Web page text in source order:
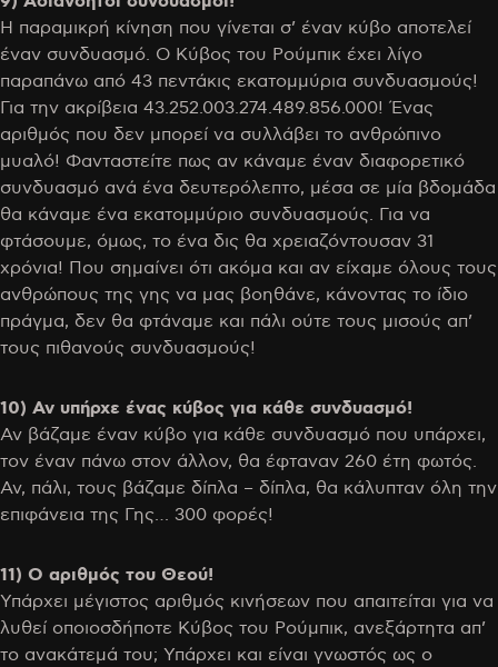
Η παραμικρή κίνηση που γίνεται σ’ έναν κύβο αποτελεί
έναν συνδυασμό. Ο Κύβος του Ρούμπικ έχει λίγο
παραπάνω από 43 πεντάκις εκατομμύρια συνδυασμούς!
Για την ακρίβεια 43.252.003.274.489.856.000! Ένας
αριθμός που δεν μπορεί να συλλάβει το ανθρώπινο
μυαλό! Φανταστείτε πως αν κάναμε έναν διαφορετικό
συνδυασμό ανά ένα δευτερόλεπτο, μέσα σε μία βδομάδα
θα κάναμε ένα εκατομμύριο συνδυασμούς. Για να
φτάσουμε, όμως, το ένα δις θα χρειαζόντουσαν 31
χρόνια! Που σημαίνει ότι ακόμα και αν είχαμε όλους τους
ανθρώπους της γης να μας βοηθάνε, κάνοντας το ίδιο
πράγμα, δεν θα φτάναμε και πάλι ούτε τους μισούς απ’
τους πιθανούς συνδυασμούς!
10) Αν υπήρχε ένας κύβος για κάθε συνδυασμό!
Αν βάζαμε έναν κύβο για κάθε συνδυασμό που υπάρχει,
τον έναν πάνω στον άλλον, θα έφταναν 260 έτη φωτός.
Αν, πάλι, τους βάζαμε δίπλα – δίπλα, θα κάλυπταν όλη την
επιφάνεια της Γης… 300 φορές!
11) Ο αριθμός του Θεού!
Υπάρχει μέγιστος αριθμός κινήσεων που απαιτείται για να
λυθεί οποιοσδήποτε Κύβος του Ρούμπικ, ανεξάρτητα απ’
το ανακάτεμά του; Υπάρχει και είναι γνωστός ως ο